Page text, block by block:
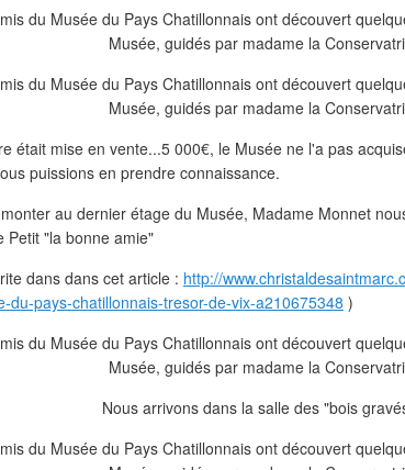
était mise en vente...5 000€, le Musée ne l'a pas
puissions en prendre connaissance.
au dernier étage du Musée, Madame Monnet
Petit "la bonne amie"
dans dans cet article : http://
du-pays-chatillonnais-tresor-de-vix-a210675348 )
Nous arrivons dans la salle des "bois